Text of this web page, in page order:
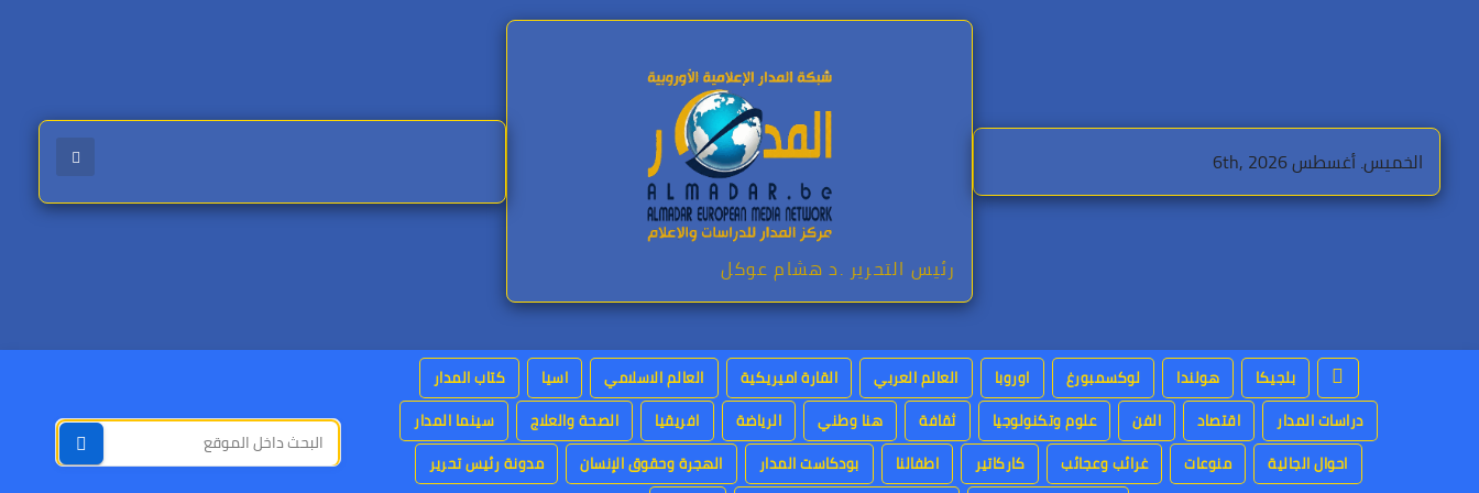
الخميس. أغسطس 6th, 2026
رئيس التحرير .د هشام عوكل
بلجيكا هولندا لوكسمبورغ اوروبا العالم العربي القارة اميريكية العالم الاسلامي اسيا
كتاب المدار
دراسات المدار
اقتصاد الفن علوم وتكنولوجيا ثقافة هنا وطني الرياضة افريقيا الصحة والعلاج
سينما المدار
احوال الجالية
منوعات غرائب وعجائب كاركاتير اطفالنا بودكاست المدار الهجرة وحقوق الإنسان
مدونة رئيس تحرير